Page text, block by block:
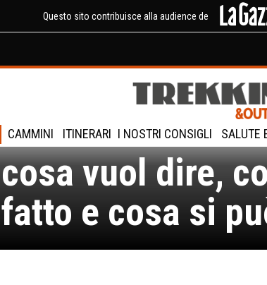
Questo sito contribuisce alla audience de
CAMMINI ITINERARI I NOSTRI CONSIGLI SALUTE
Inclusione e
cosa vuol dire,
fatto e cosa si